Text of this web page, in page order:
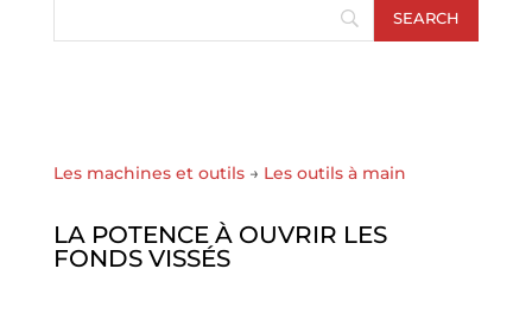
Les machines et outils → Les outils à main
LA POTENCE À OUVRIR LES
FONDS VISSÉS